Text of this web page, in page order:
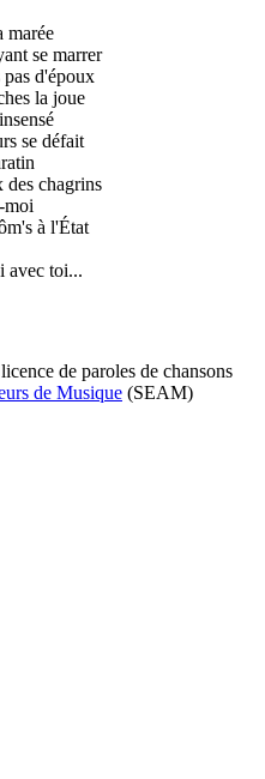
marée
se marrer
pas d'époux
la joue
se défait
des chagrins
moi
à l'État
avec toi...
de paroles de chansons
de Musique (SEAM)